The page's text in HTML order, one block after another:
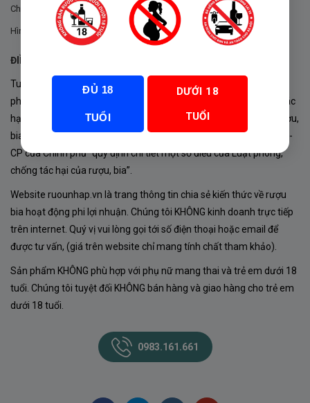
Chính sách mua hàng
Hình thức thanh toán
ĐIỀU KHOẢN VÀ CHÍNH SÁCH
Tuân thủ Nghị định 105/2017/NĐ-CP ngày 14/9/2017 của Chính
phủ về sản xuất, kinh doanh rượu. Tuân thủ Luật “phòng chống tác
hại của rượu, bia” số 44/2019/QH14-Điều 16 về “điều kiện bán rượu,
bia theo hình thức thương mại điện tử”; Nghị định số 24/2020/NĐ-
CP của Chính phủ “quy định chi tiết một số điều của Luật phòng,
chống tác hại của rượu, bia”.
Website ruounhap.vn là trang thông tin chia sẻ kiến thức về rượu
bia hoạt động phi lợi nhuận. Chúng tôi KHÔNG kinh doanh trực tiếp
trên internet. Quý vị vui lòng gọi tới số điện thoại hoặc email để
được tư vấn, (giá trên website chỉ mang tính chất tham khảo).
Sản phẩm KHÔNG phù hợp với phụ nữ mang thai và trẻ em dưới 18
tuổi. Chúng tôi tuyệt đối KHÔNG bán hàng và giao hàng cho trẻ em
dưới 18 tuổi.
0983.161.661
ĐỦ 18
TUỔI
DƯỚI 18
TUỔI